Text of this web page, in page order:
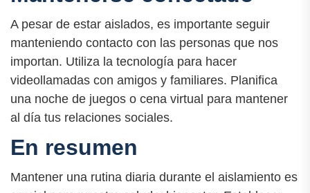
A pesar de estar aislados, es importante seguir
manteniendo contacto con las personas que nos
importan. Utiliza la tecnología para hacer
videollamadas con amigos y familiares. Planifica
una noche de juegos o cena virtual para mantener
al día tus relaciones sociales.
En resumen
Mantener una rutina diaria durante el aislamiento es